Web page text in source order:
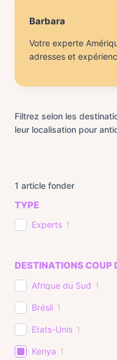
Barbara
Votre experte
adresses et
Filtrez selon les
leur localisation pour
1 article fonder
TYPE
Experts 1
DESTINATIONS COUP
Afrique du Sud 1
Brésil 1
Etats-Unis 1
Kenya 1